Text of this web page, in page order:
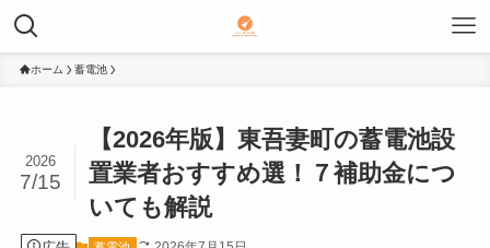
ホーム 蓄電池
【2026年版】東吾妻町の蓄電池設
置業者おすすめ選！７補助金につ
いても解説
2026
7/15